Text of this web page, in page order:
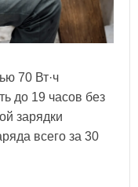
70 Вт·ч
до 19 часов без
зарядки
всего за 30